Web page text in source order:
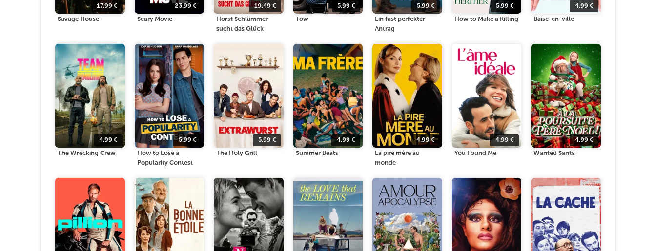
17.99€
Savage House
23.99 €
Scary Movie
19.49€
Horst Schlämmer
sucht das Glück
5.99 €
Tow
5.99€
Ein fast perfekter
Antrag
5.99 €
How to Make a Killing
4.99€
Baise-en-ville
4.99€
The Wrecking Crew
5.99 €
How to Lose a
Popularity Contest
5.99€
The Holy Grill
4.99 €
Summer Beats
4.99€
La pire mère au
monde
4.99 €
You Found Me
4.99€
Wanted Santa